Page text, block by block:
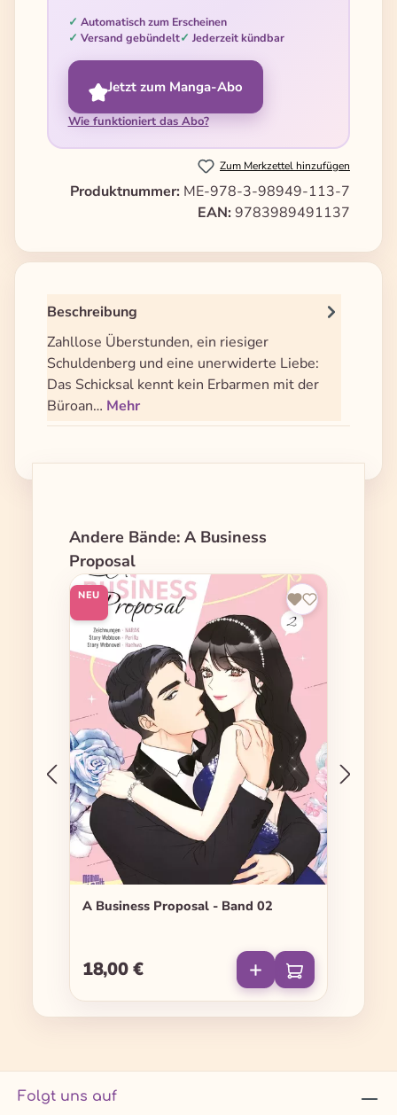
Automatisch zum Erscheinen
Versand gebündelt
Jederzeit kündbar
Jetzt zum Manga-Abo
Wie funktioniert das Abo?
Zum Merkzettel hinzufügen
Produktnummer: ME-978-3-98949-113-7
EAN: 9783989491137
Beschreibung
Zahllose Überstunden, ein riesiger
Schuldenberg und eine unerwiderte Liebe:
Das Schicksal kennt kein Erbarmen mit der
Büroan… Mehr
Produktgalerie überspringen
Andere Bände: A Business
Proposal
NEU
A Business Proposal - Band 02
Regulärer Preis:
18,00 €
Folgt uns auf